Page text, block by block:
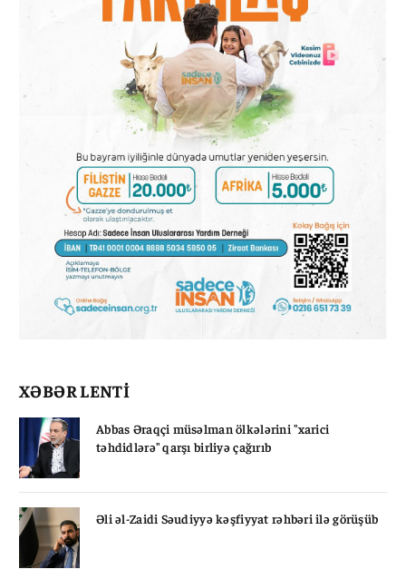
XƏBƏR LENTİ
Abbas Əraqçi müsəlman ölkələrini "xarici
təhdidlərə" qarşı birliyə çağırıb
Əli əl-Zaidi Səudiyyə kəşfiyyat rəhbəri ilə görüşüb